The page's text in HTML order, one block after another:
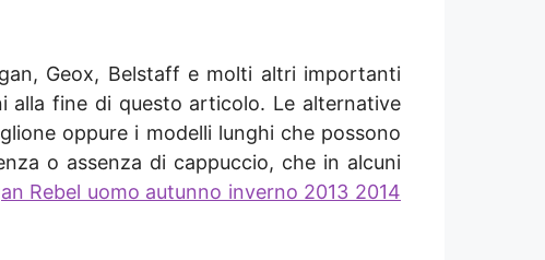
Geox, Belstaff e molti altri importanti
alla fine di questo articolo. Le alternative
oppure i modelli lunghi che possono
o assenza di cappuccio, che in alcuni
Rebel uomo autunno inverno 2013 2014